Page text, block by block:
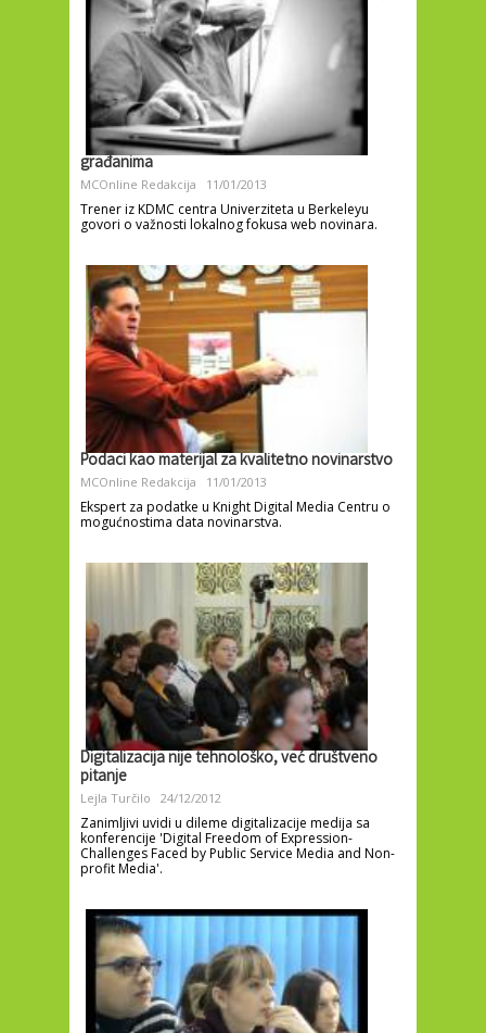
građanima
MCOnline Redakcija 11/01/2013
Trener iz KDMC centra Univerziteta u Berkeleyu
govori o važnosti lokalnog fokusa web novinara.
Podaci kao materijal za kvalitetno novinarstvo
MCOnline Redakcija 11/01/2013
Ekspert za podatke u Knight Digital Media Centru o
mogućnostima data novinarstva.
Digitalizacija nije tehnološko, već društveno
pitanje
Lejla Turčilo 24/12/2012
Zanimljivi uvidi u dileme digitalizacije medija sa
konferencije 'Digital Freedom of Expression-
Challenges Faced by Public Service Media and Non-
profit Media'.